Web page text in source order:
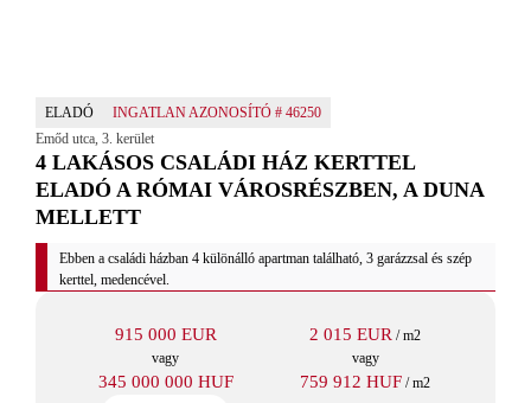
ELADÓ INGATLAN AZONOSÍTÓ # 46250
Emőd utca, 3. kerület
4 LAKÁSOS CSALÁDI HÁZ KERTTEL
ELADÓ A RÓMAI VÁROSRÉSZBEN, A DUNA
MELLETT
Ebben a családi házban 4 különálló apartman található, 3 garázzsal és szép
kerttel, medencével.
915 000 EUR
vagy
345 000 000 HUF
2 015 EUR / m2
vagy
759 912 HUF / m2